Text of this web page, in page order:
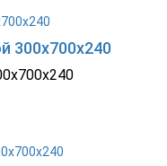
300х700х240